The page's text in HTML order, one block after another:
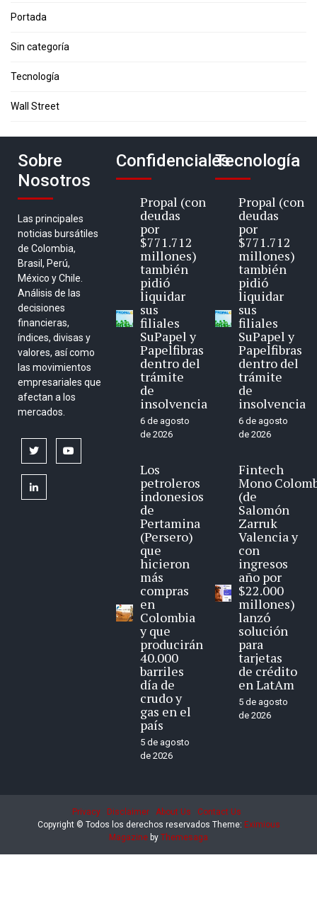
Portada
Sin categoría
Tecnología
Wall Street
Sobre
Nosotros
Las principales
noticias bursátiles
de Colombia,
Brasil, Perú,
México y Chile.
Análisis de las
decisiones
financieras,
índices, divisas y
valores, así como
las movimientos
empresariales que
afectan a los
mercados.
twitter
linkedin
Confidenciales
Propal (con
deudas
por
$771.712
millones)
también
pidió
liquidar
sus
filiales
SuPapel y
Papelfibras
dentro del
trámite
de
insolvencia
6 de agosto
de 2026
Los
petroleros
indonesios
de
Pertamina
(Persero)
que
hicieron
más
compras
en
Colombia
y que
producirán
40.000
barriles
día de
crudo y
gas en el
país
5 de agosto
de 2026
Tecnología
Propal (con
deudas
por
$771.712
millones)
también
pidió
liquidar
sus
filiales
SuPapel y
Papelfibras
dentro del
trámite
de
insolvencia
6 de agosto
de 2026
Fintech
Mono
(de
Salomón
Zarruk
Valencia y
con
ingresos
año por
$22.000
millones)
lanzó
solución
para
tarjetas
de crédito
en LatAm
5 de agosto
de 2026
Privacy Disclaimer About Us
Contact Us
Copyright © Todos los derechos reservados Theme: Eximious
Magazine by Themesaga